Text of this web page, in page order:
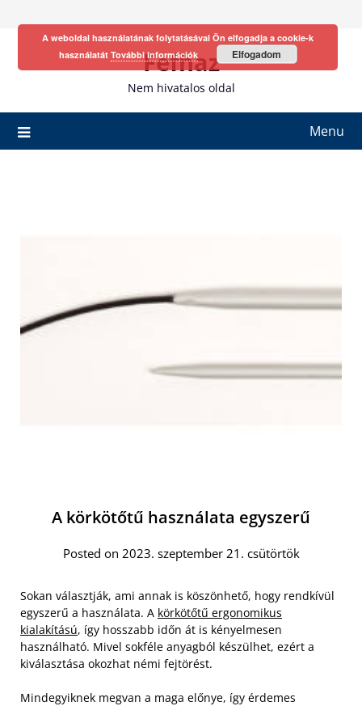
Fefhaz
Nem hivatalos oldal
Menu
A körkötőtű használata egyszerű
Posted on 2023. szeptember 21. csütörtök
Sokan választják, ami annak is köszönhető, hogy rendkívül
egyszerű a használata. A körkötőtű ergonomikus
kialakítású, így hosszabb időn át is kényelmesen
használható. Mivel sokféle anyagból készülhet, ezért a
kiválasztása okozhat némi fejtörést.
Mindegyiknek megvan a maga előnye, így érdemes
A weboldal használatának folytatásával Ön elfogadja a cookie-k
használatát További információk Elfogadom